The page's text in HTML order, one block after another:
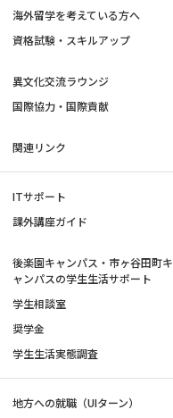
海外留学を考えている方へ
資格試験・スキルアップ
異文化交流ラウンジ
国際協力・国際貢献
関連リンク
ITサポート
課外講座ガイド
後楽園キャンパス・市ヶ谷田町キ
ャンパスの学生生活サポート
学生相談室
奨学金
学生生活実態調査
地方への就職（UIターン）